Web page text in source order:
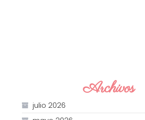
Archivos
julio 2026